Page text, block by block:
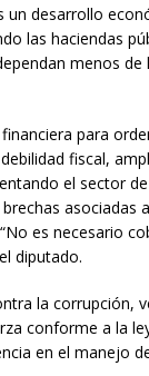
un desarrollo
las haciendas
menos de
para
fiscal,
el sector
asociadas
es necesario
diputado.
la corrupción,
conforme a la
en el manejo